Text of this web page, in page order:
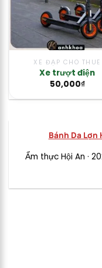
XE ĐẠP CHO THUÊ
Xe trượt điện
50,000₫
Bánh Da Lợn
Ẩm thực Hội An ·